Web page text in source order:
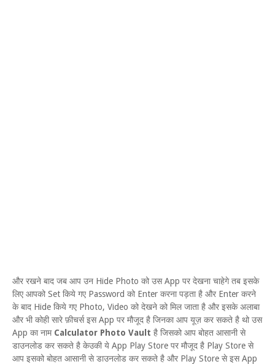
और रखने बाद जब आप उन Hide Photo को उस App पर देखना चाहेगे तब इसके
लिए आपको Set किये गए Password को Enter करना पड़ता है और Enter करने
के बाद Hide किये गए Photo, Video को देखने को मिल जाता है और इसके अलाबा
और भी कोही सारे फ़ीचर्स इस App पर मौजूद है जिनका आप यूज़ कर सकते है थो उस
App का नाम Calculator Photo Vault है जिसको आप बोहत आसानी से
डाउनलोड कर सकते है केउकी ये App Play Store पर मौजूद है Play Store से
आप इसको बोहत आसानी से डाउनलोड कर सकते है और Play Store से इस App